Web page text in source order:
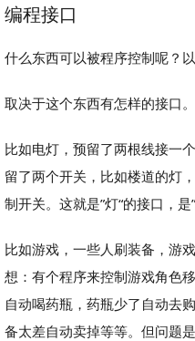
编程接口
什么东西可以被程序控制呢？
取决于这个东西有怎样的接口。
比如电灯，预留了两根线接一
留了两个开关，比如楼道的灯
制开关。这就是”灯“的接口，是
比如游戏，一些人刷装备，游
想：有个程序来控制游戏角色
自动喝药瓶，药瓶少了自动去
备太差自动卖掉等等。但问题